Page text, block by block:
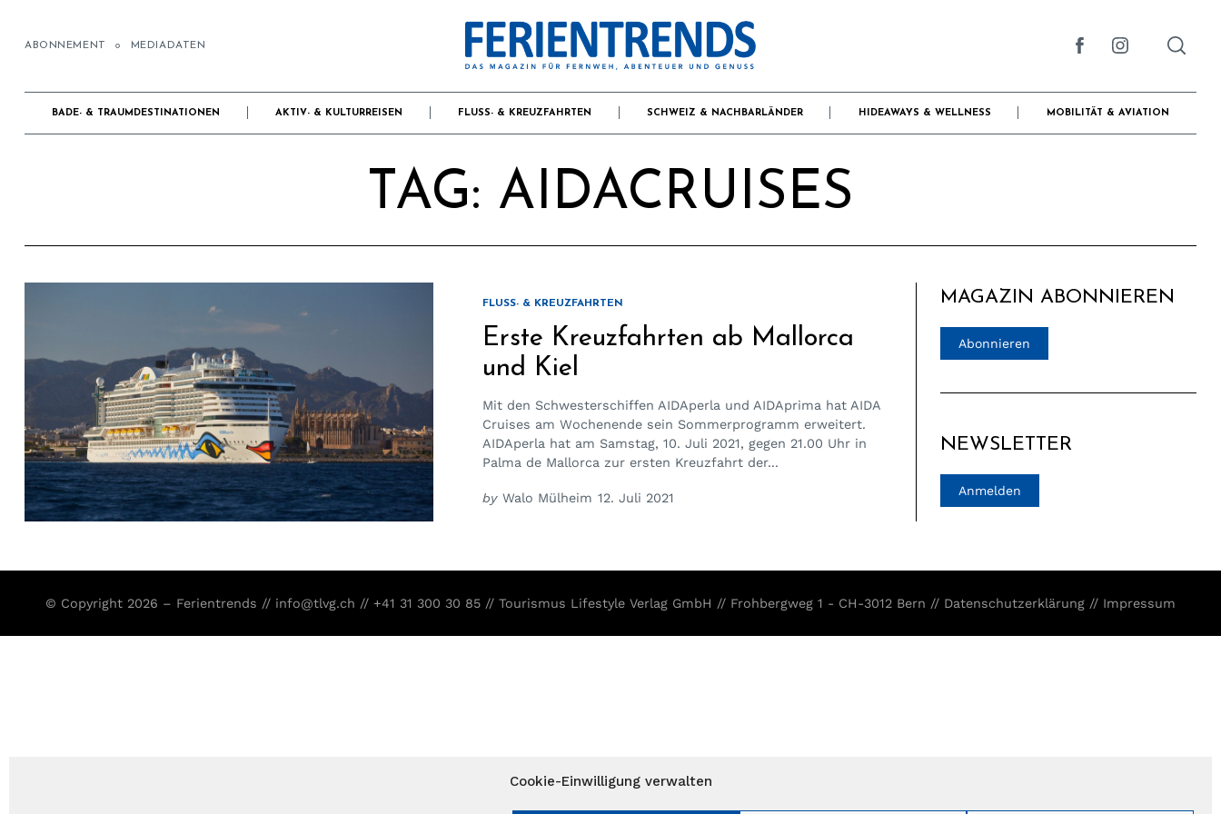
Cookie-Einwilligung verwalten
ABONNEMENT MEDIADATEN
BADE- & TRAUMDESTINATIONEN AKTIV- & KULTURREISEN FLUSS- & KREUZFAHRTEN SCHWEIZ & NACHBARLÄNDER HIDEAWAYS & WELLNESS MOBILITÄT & AVIATION
TAG: AIDACRUISES
FLUSS- & KREUZFAHRTEN
Erste Kreuzfahrten ab Mallorca
und Kiel
Mit den Schwesterschiffen AIDAperla und AIDAprima hat AIDA
Cruises am Wochenende sein Sommerprogramm erweitert.
AIDAperla hat am Samstag, 10. Juli 2021, gegen 21.00 Uhr in
Palma de Mallorca zur ersten Kreuzfahrt der...
by Walo Mülheim 12. Juli 2021
MAGAZIN ABONNIEREN
Abonnieren
NEWSLETTER
Anmelden
© Copyright 2026 – Ferientrends // info@tlvg.ch // +41 31 300 30 85 // Tourismus Lifestyle Verlag GmbH // Frohbergweg 1 - CH-3012 Bern // Datenschutzerklärung // Impressum